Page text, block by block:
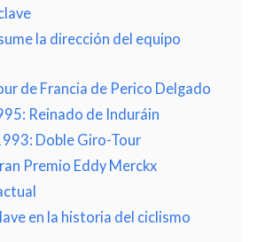
la dirección del equipo
de Francia de Perico Delgado
Reinado de Induráin
Doble Giro-Tour
Premio Eddy Merckx
en la historia del ciclismo